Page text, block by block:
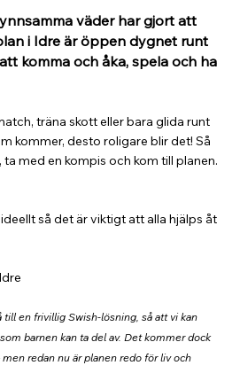
väder har gjort att
i Idre är öppen dygnet runt
komma och åka, spela och ha
träna skott eller bara glida runt
kommer, desto roligare blir det! Så
med en kompis och kom till planen.
så det är viktigt att alla hjälps åt
en frivillig Swish-lösning, så att vi kan
barnen kan ta del av. Det kommer dock
redan nu är planen redo för liv och